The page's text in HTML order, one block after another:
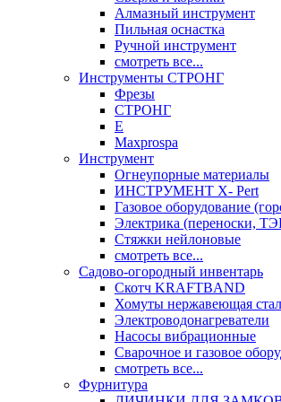
Алмазный инструмент
Пильная оснастка
Ручной инструмент
смотреть все...
Инструменты СТРОНГ
Фрезы
СТРОНГ
Е
Maxprospa
Инструмент
Огнеупорные материалы
ИНСТРУМЕНТ X- Pert
Газовое оборудование
Электрика (переноски,
Стяжки нейлоновые
смотреть все...
Садово-огородный инвентарь
Скотч KRAFTBAND
Хомуты нержавеющая
Электроводонагреватели
Насосы вибрационные
Сварочное и газовое
смотреть все...
Фурнитура